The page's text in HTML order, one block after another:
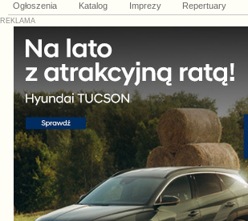
Ogłoszenia Katalog Imprezy Repertuary